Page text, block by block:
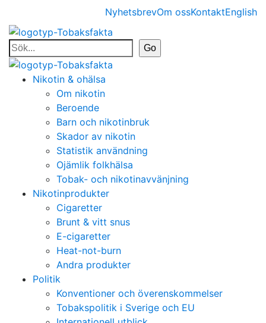
NyhetsbrevOm ossKontaktEnglish
Nikotin & ohälsa
Om nikotin
Beroende
Barn och nikotinbruk
Skador av nikotin
Statistik användning
Ojämlik folkhälsa
Tobak- och nikotinavvänjning
Nikotinprodukter
Cigaretter
Brunt & vitt snus
E-cigaretter
Heat-not-burn
Andra produkter
Politik
Konventioner och överenskommelser
Tobakspolitik i Sverige och EU